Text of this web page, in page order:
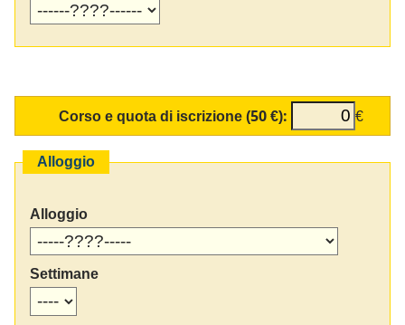
Corso e quota di iscrizione (50 €):
€
Alloggio
Alloggio
Settimane